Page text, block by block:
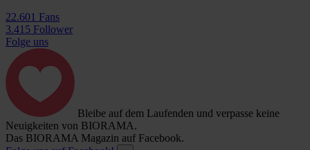
22.601 Fans
3.415 Follower
Folge uns
Bleibe auf dem Laufenden und verpasse keine
Neuigkeiten von BIORAMA.
Das BIORAMA Magazin auf Facebook.